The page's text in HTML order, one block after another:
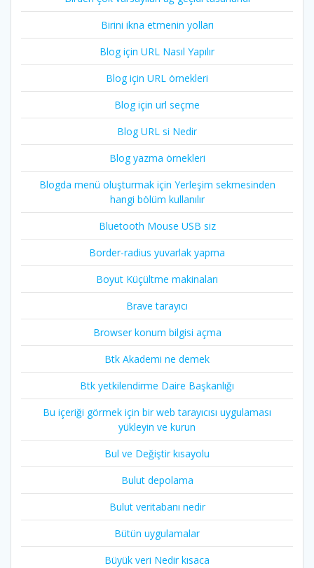
Birini ikna etmenin yolları
Blog için URL Nasıl Yapılır
Blog için URL örnekleri
Blog için url seçme
Blog URL si Nedir
Blog yazma örnekleri
Blogda menü oluşturmak için Yerleşim sekmesinden
hangi bölüm kullanılır
Bluetooth Mouse USB siz
Border-radius yuvarlak yapma
Boyut Küçültme makinaları
Brave tarayıcı
Browser konum bilgisi açma
Btk Akademi ne demek
Btk yetkilendirme Daire Başkanlığı
Bu içeriği görmek için bir web tarayıcısı uygulaması
yükleyin ve kurun
Bul ve Değiştir kısayolu
Bulut depolama
Bulut veritabanı nedir
Bütün uygulamalar
Büyük veri Nedir kısaca